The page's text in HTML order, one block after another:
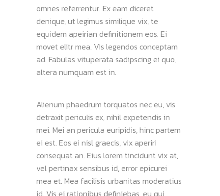
omnes referrentur. Ex eam diceret
denique, ut legimus similique vix, te
equidem apeirian definitionem eos. Ei
movet elitr mea. Vis legendos conceptam
ad. Fabulas vituperata sadipscing ei quo,
altera numquam est in.
Alienum phaedrum torquatos nec eu, vis
detraxit periculis ex, nihil expetendis in
mei. Mei an pericula euripidis, hinc partem
ei est. Eos ei nisl graecis, vix aperiri
consequat an. Eius lorem tincidunt vix at,
vel pertinax sensibus id, error epicurei
mea et. Mea facilisis urbanitas moderatius
id. Vis ei rationibus definiebas, eu qui